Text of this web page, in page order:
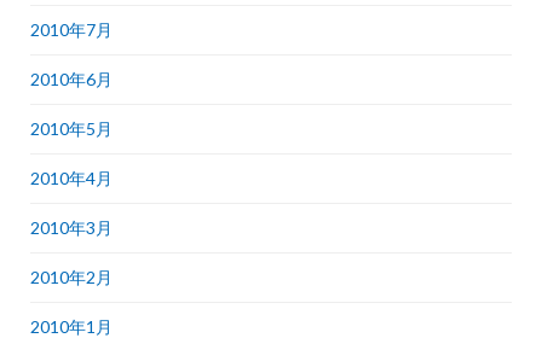
2010年7月
2010年6月
2010年5月
2010年4月
2010年3月
2010年2月
2010年1月